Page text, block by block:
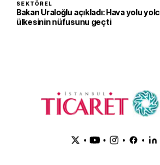
SEKTÖREL
Bakan Uraloğlu açıkladı: Hava yolu
ülkesinin nüfusunu geçti
• • • •